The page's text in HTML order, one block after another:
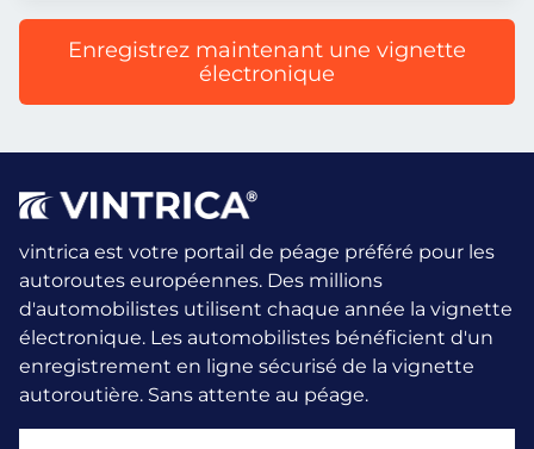
Enregistrez maintenant une vignette
électronique
vintrica est votre portail de péage préféré pour les
autoroutes européennes. Des millions
d'automobilistes utilisent chaque année la vignette
électronique. Les automobilistes bénéficient d'un
enregistrement en ligne sécurisé de la vignette
autoroutière. Sans attente au péage.